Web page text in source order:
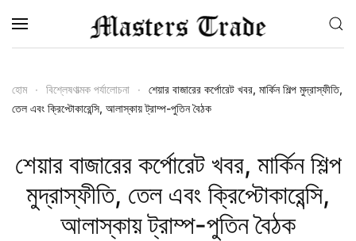
Skip to main content
হোম বিশ্লেষণাত্মক পর্যালোচনা
শেয়ার বাজারের কর্পোরেট খবর, মার্কিন শিল্প মুদ্রাস্ফীতি,
তেল এবং ক্রিপ্টোকারেন্সি, আলাস্কায় ট্রাম্প-পুতিন বৈঠক
শেয়ার বাজারের কর্পোরেট খবর, মার্কিন শিল্প
মুদ্রাস্ফীতি, তেল এবং ক্রিপ্টোকারেন্সি,
আলাস্কায় ট্রাম্প-পুতিন বৈঠক